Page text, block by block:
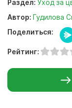
Раздел: Уход за
Автор: Гудилова
Поделиться:
Рейтинг: